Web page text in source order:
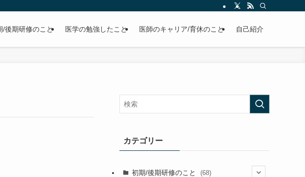
/後期研修のこと 医学の勉強したこと 医師のキャリア/育休のこと 自己紹介
カテゴリー
初期/後期研修のこと (68)